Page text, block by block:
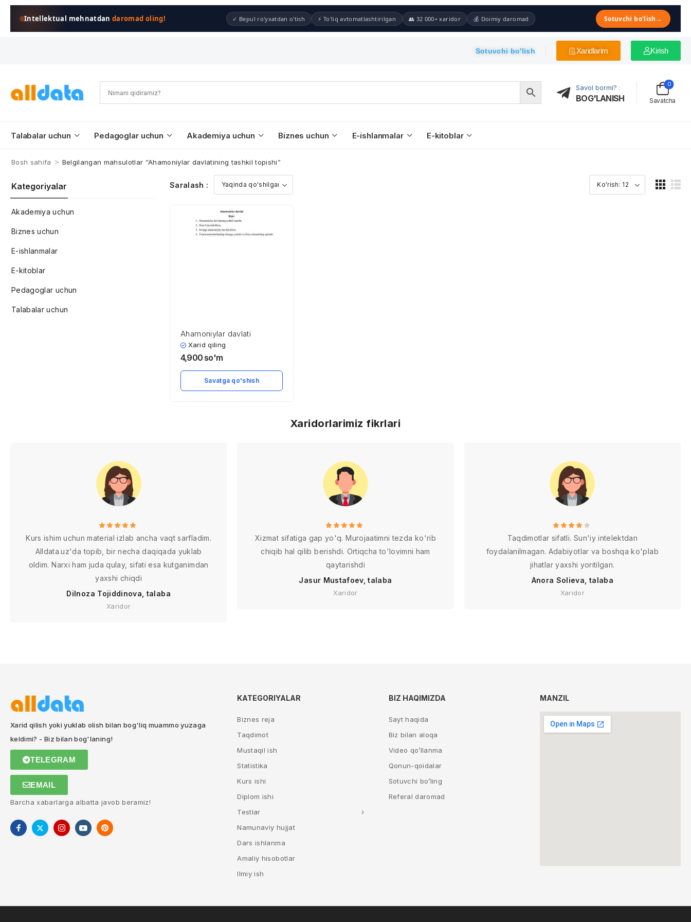
Intellektual mehnatdandaromad oling! ✓ Bepul ro'yxatdan o'tish ⚡ To'liq avtomatlashtirilgan 👥 32 000+ xaridor 💰 Doimiy daromad Sotuvchi bo'lish →
Sotuvchi bo'lish Xaridlarim Kirish
Savol bormi? :
BOG'LANISH Savatcha
0
Talabalar uchun Pedagoglar uchun Akademiya uchun Biznes uchun E-ishlanmalar E-kitoblar
Bosh sahifa > Belgilangan mahsulotlar “Ahamoniylar davlatining tashkil topishi”
Kategoriyalar
Akademiya uchun
Biznes uchun
E-ishlanmalar
E-kitoblar
Pedagoglar uchun
Talabalar uchun
Saralash :
Ahamoniylar davlati
Xarid qiling
4,900 so'm
Savatga qo'shish
Xaridorlarimiz fikrlari
Kurs ishim uchun material izlab ancha vaqt sarfladim.
Alldata.uz'da topib, bir necha daqiqada yuklab
oldim. Narxi ham juda qulay, sifati esa kutganimdan
yaxshi chiqdi
Dilnoza Tojiddinova, talaba
Xaridor
Xizmat sifatiga gap yo'q. Murojaatimni tezda ko'rib
chiqib hal qilib berishdi. Ortiqcha to'lovimni ham
qaytarishdi
Jasur Mustafoev, talaba
Xaridor
Taqdimotlar sifatli. Sun'iy intelektdan
foydalanilmagan. Adabiyotlar va boshqa ko'plab
jihatlar yaxshi yoritilgan.
Anora Solieva, talaba
Xaridor
Xarid qilish yoki yuklab olish bilan bog'liq muammo yuzaga
keldimi? - Biz bilan bog'laning!
TELEGRAM
EMAIL
Barcha xabarlarga albatta javob beramiz!
KATEGORIYALAR
Biznes reja
Taqdimot
Mustaqil ish
Statistika
Kurs ishi
Diplom ishi
Testlar
Namunaviy hujjat
Dars ishlanma
Amaliy hisobotlar
Ilmiy ish
BIZ HAQIMIZDA
Sayt haqida
Biz bilan aloqa
Video qo’llanma
Qonun-qoidalar
Sotuvchi bo’ling
Referal daromad
MANZIL